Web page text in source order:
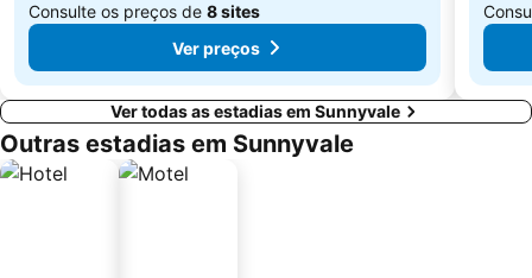
Consulte os preços de 8 sites
Ver preços
Ver todas as estadias em Sunnyvale
Outras estadias em Sunnyvale